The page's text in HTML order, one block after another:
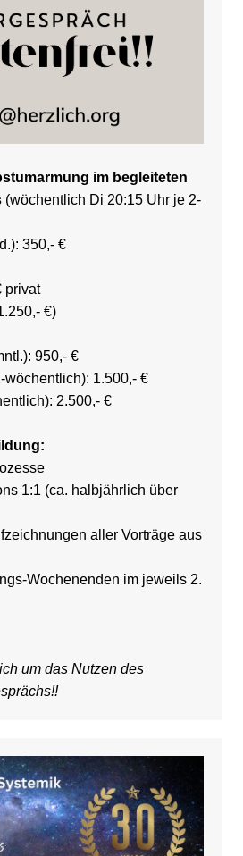
im begleiteten
(wöchentlich Di 20:15 Uhr je 2-
350,- €
privat
€)
950,- €
wöchentlich): 1.500,- €
2.500,- €
1:1 (ca. halbjährlich über
aller Vorträge aus
Wochenenden im jeweils 2.
um das Nutzen des